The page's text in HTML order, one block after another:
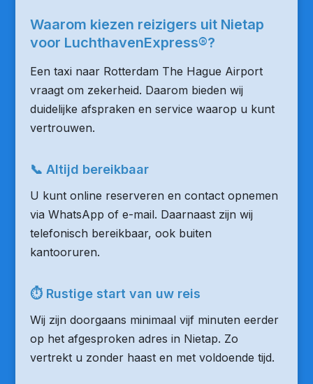
Waarom kiezen reizigers uit Nietap
voor LuchthavenExpress®?
Een taxi naar Rotterdam The Hague Airport
vraagt om zekerheid. Daarom bieden wij
duidelijke afspraken en service waarop u kunt
vertrouwen.
📞 Altijd bereikbaar
U kunt online reserveren en contact opnemen
via WhatsApp of e-mail. Daarnaast zijn wij
telefonisch bereikbaar, ook buiten
kantooruren.
⏱ Rustige start van uw reis
Wij zijn doorgaans minimaal vijf minuten eerder
op het afgesproken adres in Nietap. Zo
vertrekt u zonder haast en met voldoende tijd.